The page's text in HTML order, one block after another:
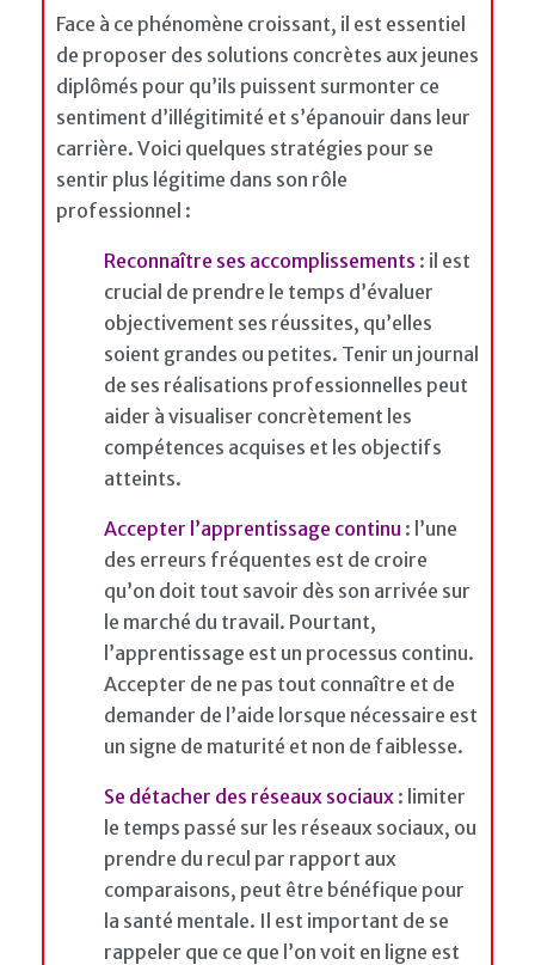
Face à ce phénomène croissant, il est essentiel
de proposer des solutions concrètes aux jeunes
diplômés pour qu’ils puissent surmonter ce
sentiment d’illégitimité et s’épanouir dans leur
carrière. Voici quelques stratégies pour se
sentir plus légitime dans son rôle
professionnel :
Reconnaître ses accomplissements : il est
crucial de prendre le temps d’évaluer
objectivement ses réussites, qu’elles
soient grandes ou petites. Tenir un journal
de ses réalisations professionnelles peut
aider à visualiser concrètement les
compétences acquises et les objectifs
atteints.
Accepter l’apprentissage continu : l’une
des erreurs fréquentes est de croire
qu’on doit tout savoir dès son arrivée sur
le marché du travail. Pourtant,
l’apprentissage est un processus continu.
Accepter de ne pas tout connaître et de
demander de l’aide lorsque nécessaire est
un signe de maturité et non de faiblesse.
Se détacher des réseaux sociaux : limiter
le temps passé sur les réseaux sociaux, ou
prendre du recul par rapport aux
comparaisons, peut être bénéfique pour
la santé mentale. Il est important de se
rappeler que ce que l’on voit en ligne est